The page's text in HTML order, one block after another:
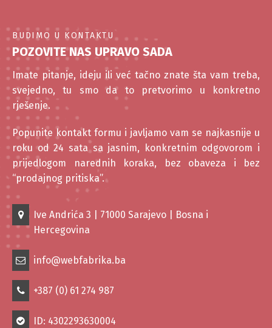
BUDIMO U KONTAKTU
POZOVITE NAS UPRAVO SADA
Imate pitanje, ideju ili već tačno znate šta vam treba,
svejedno, tu smo da to pretvorimo u konkretno
rješenje.
Popunite kontakt formu i javljamo vam se najkasnije u
roku od 24 sata sa jasnim, konkretnim odgovorom i
prijedlogom narednih koraka, bez obaveza i bez
“prodajnog pritiska”.
Ive Andrića 3 | 71000 Sarajevo | Bosna i
Hercegovina
info@webfabrika.ba
+387 (0) 61 274 987
ID: 4302293630004